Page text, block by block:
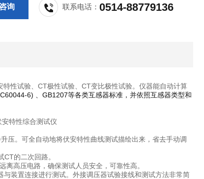
询 联系电话：0514-88779136
性试验、CT极性试验、CT变比极性试验。仪器能自动计算
6) 、GB1207等各类互感器标准，并依照互感器类型和
特性综合测试仪
。可全自动地将伏安特性曲线测试描绘出来，省去手动调
的二次回路。
高压电路，确保测试人员安全，可靠性高。
装置连接进行测试。外接调压器试验接线和测试方法非常简